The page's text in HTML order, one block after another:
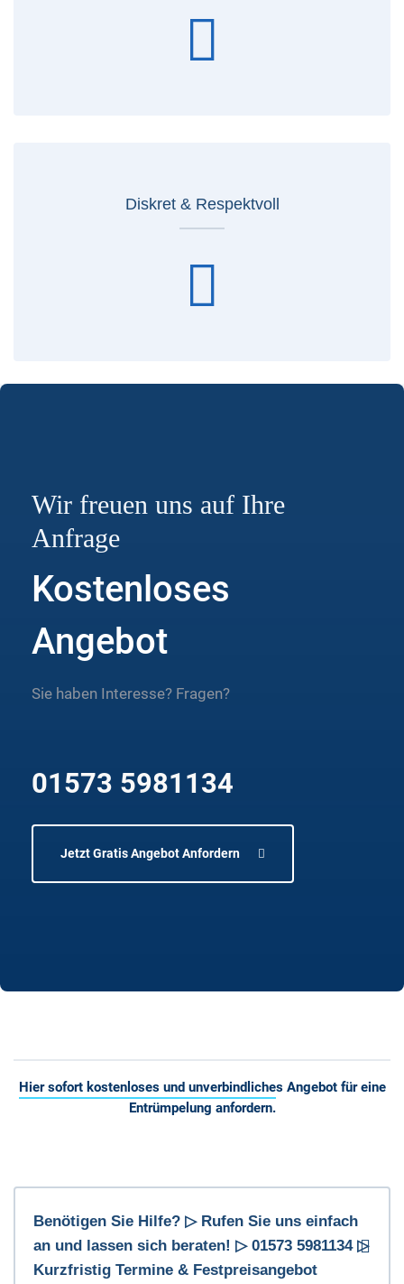
Diskret & Respektvoll
Wir freuen uns auf Ihre
Anfrage
Kostenloses
Angebot
Sie haben Interesse? Fragen?
01573 5981134
Jetzt Gratis Angebot Anfordern
Hier sofort kostenloses und unverbindliches Angebot für eine
Entrümpelung anfordern.
Benötigen Sie Hilfe? ▷ Rufen Sie uns einfach
an und lassen sich beraten! ▷ 01573 5981134 ▷
Kurzfristig Termine & Festpreisangebot